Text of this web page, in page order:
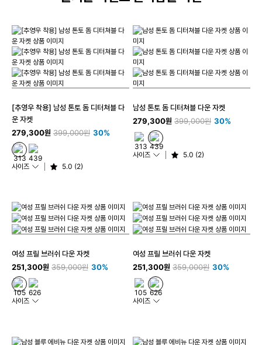
[추영우 착용] 남성 톤토 돔 디터쳐블 다
운 자켓
279,300원 399,000원 30%
사이즈 5.0 (2)
남성 톤토 돔 디터쳐블 다운 자켓
279,300원 399,000원 30%
사이즈 5.0 (2)
여성 프릴 브러쉬 다운 자켓
251,300원 359,000원 30%
사이즈
여성 프릴 브러쉬 다운 자켓
251,300원 359,000원 30%
사이즈